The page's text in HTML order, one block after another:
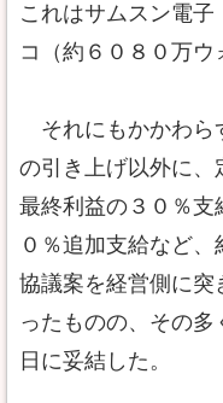
これはサムスン電
コ（約６０８０万ウ
それにもかかわら
の引き上げ以外に
最終利益の３０％支
０％追加支給など
協議案を経営側に
ったものの、その多
日に妥結した。